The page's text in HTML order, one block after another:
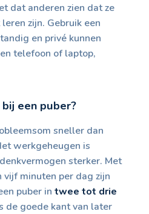
dat anderen zien dat ze
zijn. Gebruik een
en privé kunnen
telefoon of laptop,
een puber?
sneller dan
werkgeheugen is
sterker. Met
minuten per dag zijn
puber in twee tot drie
de goede kant van later